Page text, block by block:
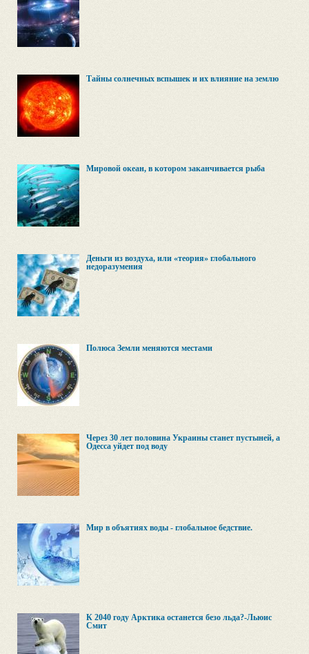
Тайны солнечных вспышек и их влияние на землю
Мировой океан, в котором заканчивается рыба
Деньги из воздуха, или «теория» глобального
недоразумения
Полюса Земли меняются местами
Через 30 лет половина Украины станет пустыней, а
Одесса уйдет под воду
Мир в объятиях воды - глобальное бедствие.
К 2040 году Арктика останется безо льда?-Льюис
Смит